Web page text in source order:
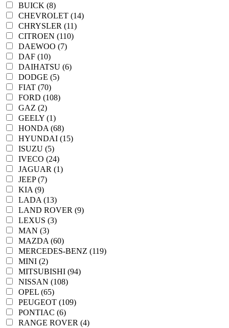
BUICK (8)
CHEVROLET (14)
CHRYSLER (11)
CITROEN (110)
DAEWOO (7)
DAF (10)
DAIHATSU (6)
DODGE (5)
FIAT (70)
FORD (108)
GAZ (2)
GEELY (1)
HONDA (68)
HYUNDAI (15)
ISUZU (5)
IVECO (24)
JAGUAR (1)
JEEP (7)
KIA (9)
LADA (13)
LAND ROVER (9)
LEXUS (3)
MAN (3)
MAZDA (60)
MERCEDES-BENZ (119)
MINI (2)
MITSUBISHI (94)
NISSAN (108)
OPEL (65)
PEUGEOT (109)
PONTIAC (6)
RANGE ROVER (4)